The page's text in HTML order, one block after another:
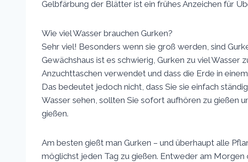
Gelbfärbung der Blätter ist ein frühes Anzeichen für
Wie viel Wasser brauchen Gurken?
Sehr viel! Besonders wenn sie groß werden, sind
Gewächshaus ist es schwierig, Gurken zu viel Wasser
Anzuchttaschen verwendet und dass die Erde in
Das bedeutet jedoch nicht, dass Sie sie einfach
Wasser sehen, sollten Sie sofort aufhören zu gießen
gießen.
Am besten gießt man Gurken – und überhaupt alle
möglichst jeden Tag zu gießen. Entweder am